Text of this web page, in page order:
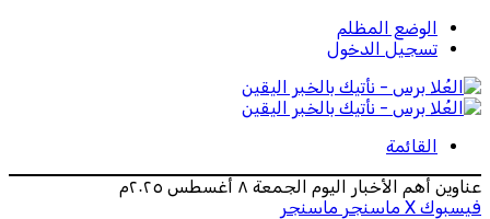
الوضع المظلم
تسجيل الدخول
القائمة
عناوين أهم الأخبار اليوم الجمعة ٨ أغسطس ٢٠٢٥م
فيسبوك ‫X ماسنجر ماسنجر